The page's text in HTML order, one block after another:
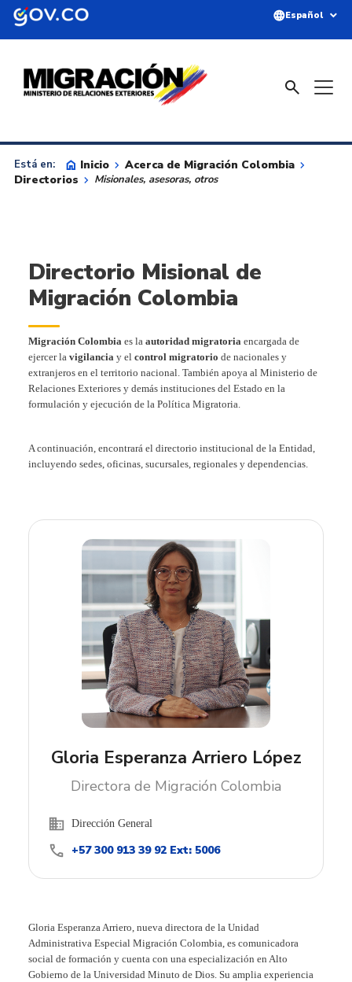
Saltar al contenido principal
languageEspañol expand_more
search
Está en: home Inicio keyboard_arrow_right Acerca de Migración Colombia keyboard_arrow_right
Directorios keyboard_arrow_right Misionales, asesoras, otros
Directorio Misional de
Migración Colombia
Migración Colombia es la autoridad migratoria encargada de
ejercer la vigilancia y el control migratorio de nacionales y
extranjeros en el territorio nacional. También apoya al Ministerio de
Relaciones Exteriores y demás instituciones del Estado en la
formulación y ejecución de la Política Migratoria.
A continuación, encontrará el directorio institucional de la Entidad,
incluyendo sedes, oficinas, sucursales, regionales y dependencias.
Gloria Esperanza Arriero López
Directora de Migración Colombia
business Oficina:
Dirección General
call Contacto:
+57 300 913 39 92 Ext: 5006
Gloria Esperanza Arriero, nueva directora de la Unidad
Administrativa Especial Migración Colombia, es comunicadora
social de formación y cuenta con una especialización en Alto
Gobierno de la Universidad Minuto de Dios. Su amplia experiencia